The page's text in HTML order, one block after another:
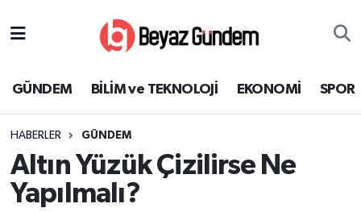
GÜNDEM BİLİM ve TEKNOLOJİ EKONOMİ SPOR
HABERLER GÜNDEM
Altın Yüzük Çizilirse Ne
Yapılmalı?
EKONOMİ
SPOR
Süper Lig Puan Durumu ve Fikstür
Tüm Manşetler